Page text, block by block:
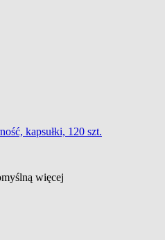
kapsułki, 120 szt.
więcej